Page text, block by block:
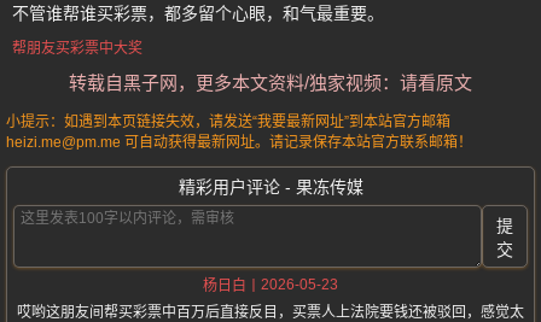
不管谁帮谁买彩票，都多留个心眼，和气最重要。
帮朋友买彩票中大奖
转载自黑子网，更多本文资料/独家视频：请看原文
小提示：如遇到本页链接失效，请发送“我要最新网址”到本站官方邮箱
heizi.me@pm.me 可自动获得最新网址。请记录保存本站官方联系邮箱！
精彩用户评论 - 果冻传媒
提
交
杨日白
2026-05-23
哎哟这朋友间帮买彩票中百万后直接反目，买票人上法院要钱还被驳回，感觉太